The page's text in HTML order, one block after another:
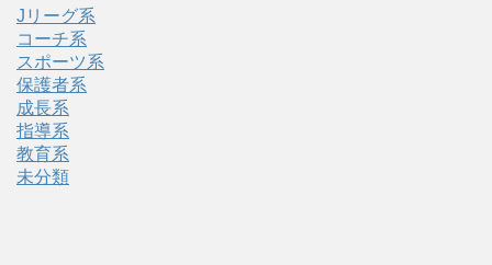
Jリーグ系
コーチ系
スポーツ系
保護者系
成長系
指導系
教育系
未分類